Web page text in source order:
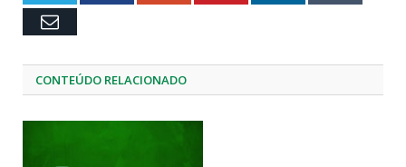
Email
CONTEÚDO RELACIONADO